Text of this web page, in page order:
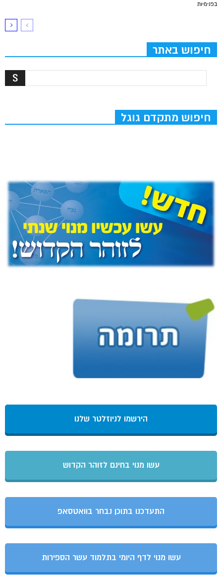
בפנימיות
חיפוש באתר
חיפוש מתקדם גוגל
הירשמו לניוזלטר שלנו
עשו מנוי בחינם לזוהר הקדוש
התעדכנו בתוכן נבחר בוואטסאפ
עשו מנוי לדף היומי בתלמוד עשר הספירות